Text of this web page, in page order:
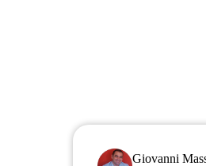
Giovanni